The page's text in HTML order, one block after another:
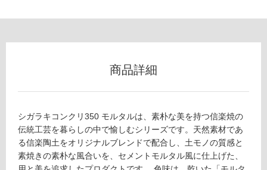
商品詳細
シガラキコンクリ350 モルタルは、素朴な美を持つ信楽焼の
伝統工芸を暮らしの中で愉しむシリーズです。天然素材であ
る信楽陶土をオリジナルブレンドで配合し、土モノの質感と
素焼きの素朴な風合いを、セメントモルタル風に仕上げた、